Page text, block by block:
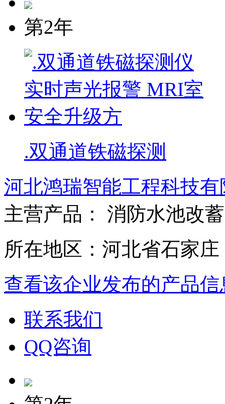
第2年
.双通道铁磁探测
河北鸿瑞智能工程科技有
主营产品： 消防水池改
所在地区：河北省石家庄
查看该企业发布的产品信
联系我们
QQ咨询